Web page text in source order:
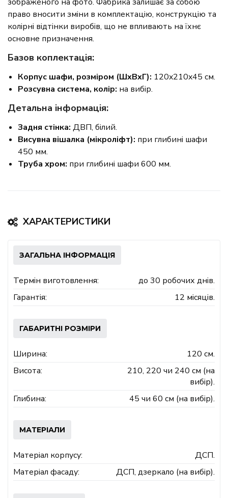
право вносити зміни в комплектацію, конструкцію та
колірні відтінки виробів, що не впливають на їхнє
основне призначення.
Базов коплектація:
Корпус шафи, розміром (ШxВxГ): 120x210x45 см.
Розсувна система, колір: на вибір.
Детальна інформація:
Задня стінка: ДВП, білий.
Висувна вішалка (мікроліфт): при глибині шафи
450 мм.
Труба хром: при глибині шафи 600 мм.
ХАРАКТЕРИСТИКИ
ЗАГАЛЬНА ІНФОРМАЦІЯ
Термін виготовлення:
до 30 робочих днів.
Гарантія:
12 місяців.
ГАБАРИТНІ РОЗМІРИ
Ширина:
120 см.
Висота:
210, 220 чи 240 см (на
вибір).
Глибина:
45 чи 60 см (на вибір).
МАТЕРІАЛИ
Матеріал корпусу:
ДСП.
Матеріал фасаду:
ДСП, дзеркало (на вибір).